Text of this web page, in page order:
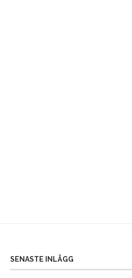
SENASTE INLÄGG